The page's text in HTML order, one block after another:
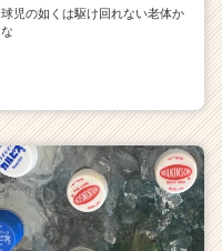
球児の如くは駆け回れない老体か
な